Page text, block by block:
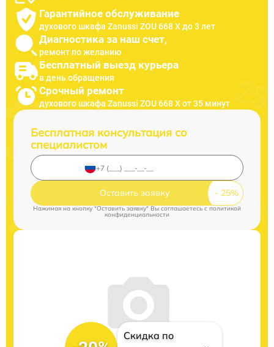
Гарантийное обслуживание
духового шкафа Zanussi ZOU 668 X до 3 лет
Диагностика за наш счет,
ремонт по желанию
Бесплатный выезд курьера
в день обращения
Срочный ремонт
духового шкафа Zanussi ZOU 668 X от 35 минут
Бесплатная консультация со
специалистом
Оставить заявку
Нажимая на кнопку "Оставить заявку" Вы соглашаетесь cполитикой
конфиденциальности
Скидка по